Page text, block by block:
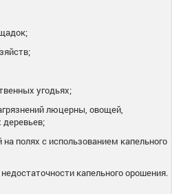
угодьях;
люцерны, овощей,
деревьев;
полях с использованием капельного
капельного орошения.